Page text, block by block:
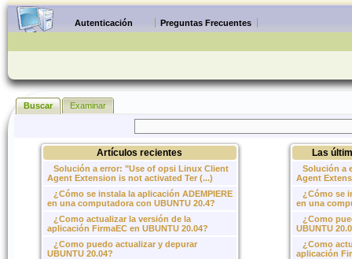
Autenticación Preguntas Frecuentes
Buscar Examinar
Artículos recientes
Solución a error: "Use of opsi Linux Client
Agent Extension is not activated Ter (...)
¿Cómo se instala la aplicación ADEMPIERE
en una computadora con UBUNTU 20.4?
¿Como actualizar la versión de la
aplicación FirmaEC en UBUNTU 20.04?
¿Como puedo actualizar y depurar
UBUNTU 20.04?
Las
Solución a
Agent
¿Cómo se
en una
¿Como
UBUNTU
¿Como
aplicación